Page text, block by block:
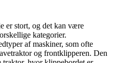
er stort, og det kan være
kategorier.
af maskiner, som ofte
og frontklipperen. Den